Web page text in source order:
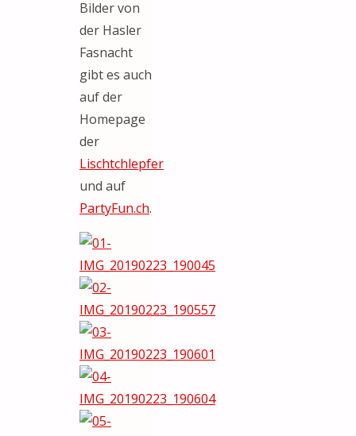
Bilder von
der Hasler
Fasnacht
gibt es auch
auf der
Homepage
der
Lischtchlepfer
und auf
PartyFun.ch.